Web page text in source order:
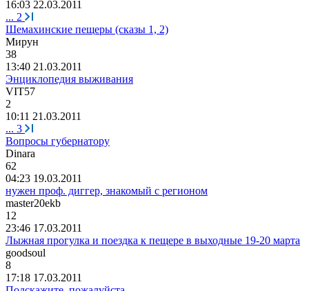
16:03 22.03.2011
... 2
Шемахинские пещеры (сказы 1, 2)
Мирун
38
13:40 21.03.2011
Энциклопедия выживания
VIT57
2
10:11 21.03.2011
... 3
Вопросы губернатору
Dinara
62
04:23 19.03.2011
нужен проф. диггер, знакомый с регионом
master20ekb
12
23:46 17.03.2011
Лыжная прогулка и поездка к пещере в выходные 19-20 марта
goodsoul
8
17:18 17.03.2011